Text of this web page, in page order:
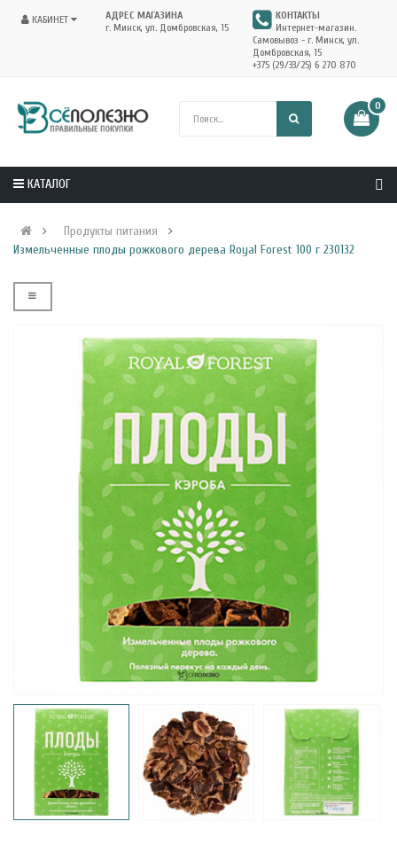
КАБИНЕТ
АДРЕС МАГАЗИНА
г. Минск, ул. Домбровская, 15
КОНТАКТЫ
Интернет-магазин.
Самовывоз - г. Минск, ул.
Домбровская, 15
+375 (29/33/25) 6 270 870
0
КАТАЛОГ
Продукты питания
Измельченные плоды рожкового дерева Royal Forest 100 г 230132